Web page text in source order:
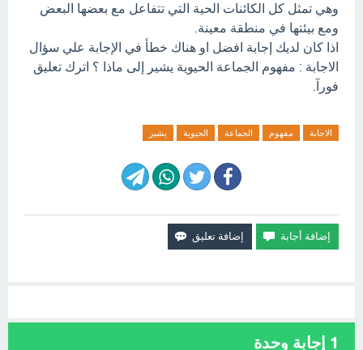
وهي تمثل كل الكائنات الحية التي تتفاعل مع بعضها البعض
ومع بيئتها في منطقة معينة.
اذا كان لديك إجابة افضل او هناك خطأ في الإجابة علي سؤال
الاجابة : مفهوم الجماعة الحيوية يشير إلى ماذا ؟ اترك تعليق
فورآ.
الاجابة مفهوم الجماعة الحيوية يشير
1 إجابة وحدة